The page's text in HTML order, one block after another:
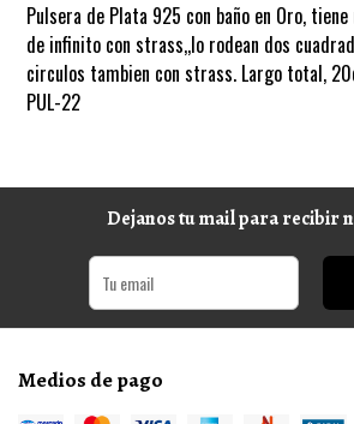
Pulsera de Plata 925 con baño en Oro,
de infinito con strass,,lo rodean dos
circulos tambien con strass. Largo total,
PUL-22
Dejanos tu mail para recibir
Medios de pago